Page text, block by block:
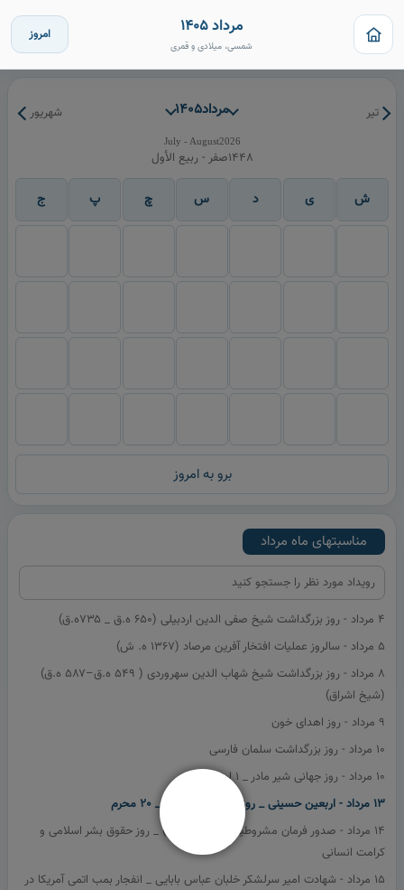
مرداد 1405
شمسی، میلادی و قمری
امروز
تیر مرداد1405 شهریور
2026
July - August
1448صفر - ربيع الأول
ش ی د س چ پ ج
برو به امروز
مناسبتهای ماه مرداد
4 مرداد - روز بزرگداشت شيخ صفی الدین اردبيلی (۶۵۰ ه.ق _ ۷۳۵ه.ق)
5 مرداد - سالروز عمليات افتخار آفرین مرصاد (1367 ه. ش)
8 مرداد - روز بزرگداشت شيخ شهاب الدین سهروردی ( ۵۴۹ ه.ق–۵۸۷ ه.ق)
(شيخ اشراق)
9 مرداد - روز اهدای خون
10 مرداد - روز بزرگداشت سلمان فارسی
10 مرداد - روز جهانی شیر مادر _ 1 اوت
13 مرداد - اربعين حسينی _ روز مقاومت اسلامی _ 20 محرم
14 مرداد - صدور فرمان مشروطيت ( 1285 ه.ش) _ روز حقوق بشر اسلامی و
كرامت انسانی
15 مرداد - شهادت امیر سرلشکر خلبان عباس بابایی _ انفجار بمب اتمی آمریکا در